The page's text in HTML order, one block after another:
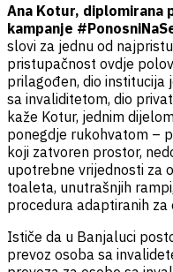
Ana Kotur, diplomirana
kampanje
slovi za jednu od
pristupačnost ovdje
prilagođen, dio
sa invaliditetom, dio
kaže Kotur, jednim
ponegdje rukohvatom –
koji zatvoren prostor,
upotrebne vrijednosti za
toaleta, unutrašnjih
procedura adaptiranih
Ističe da u Banjaluci
prevoz osoba sa